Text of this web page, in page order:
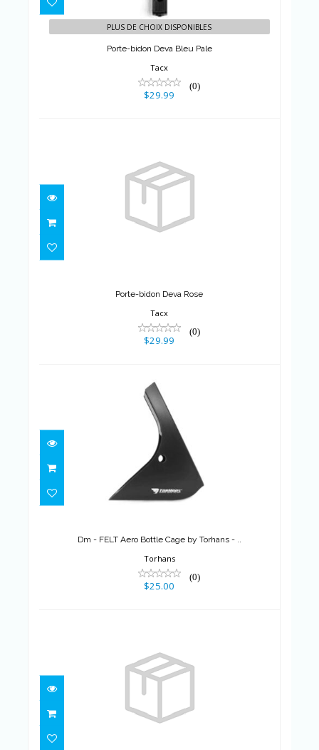
$29.99
PLUS DE CHOIX DISPONIBLES
Porte-bidon Deva Bleu Pale
Tacx
(0)
$29.99
Porte-bidon Deva Rose
Porte-bidon Deva Rose
Tacx
(0)
$29.99
Dm - FELT Aero Bottle Cage by
Torhans - ..
Dm - FELT Aero Bottle Cage by Torhans - ..
Torhans
(0)
$25.00